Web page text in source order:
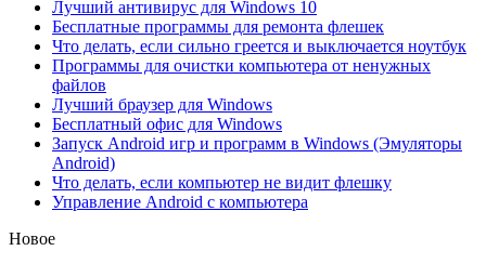
Лучший антивирус для Windows 10
Бесплатные программы для ремонта флешек
Что делать, если сильно греется и выключается ноутбук
Программы для очистки компьютера от ненужных
файлов
Лучший браузер для Windows
Бесплатный офис для Windows
Запуск Android игр и программ в Windows (Эмуляторы
Android)
Что делать, если компьютер не видит флешку
Управление Android с компьютера
Новое